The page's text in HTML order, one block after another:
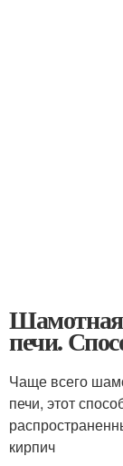
Шамотная
печи.
Чаще всего
печи, этот
кирпич